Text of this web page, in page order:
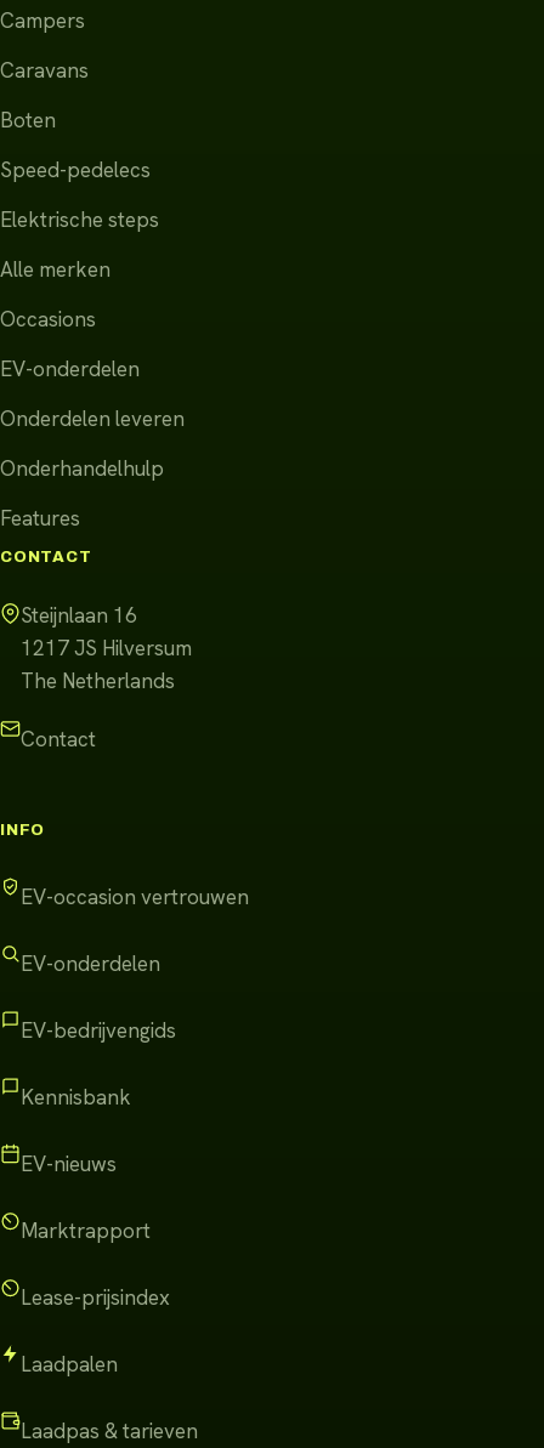
Campers
Caravans
Boten
Speed-pedelecs
Elektrische steps
Alle merken
Occasions
EV-onderdelen
Onderdelen leveren
Onderhandelhulp
Features
CONTACT
Steijnlaan 16
1217 JS Hilversum
The Netherlands
Contact
INFO
EV-occasion vertrouwen
EV-onderdelen
EV-bedrijvengids
Kennisbank
EV-nieuws
Marktrapport
Lease-prijsindex
Laadpalen
Laadpas & tarieven